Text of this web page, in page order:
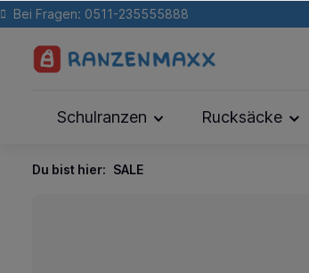
Bei Fragen: 0511-235555888
Schulranzen Rucksäcke
Du bist hier: SALE